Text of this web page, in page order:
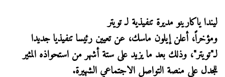
ليندا ياكارينو مديرة تنفيذية لـ تويتر
ومؤخراً، أعلن إيلون ماسك، عن تعيين رئيسا تنفيذيا جديدا
لـ"تويتر"، وذلك بعد ما يزيد على ستة أشهر من استحواذه المثير
للجدل على منصة التواصل الاجتماعي الشهيرة.